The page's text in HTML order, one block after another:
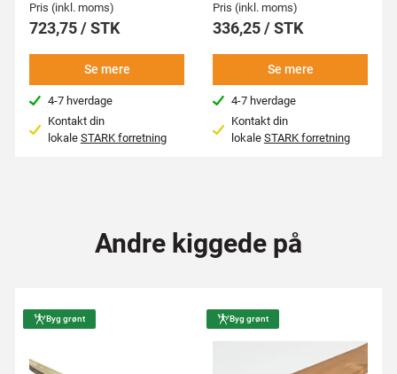
Pris (inkl. moms)
723,75 / STK
Se mere
4-7 hverdage
Kontakt din
lokale STARK forretning
Pris (inkl. moms)
336,25 / STK
Se mere
4-7 hverdage
Kontakt din
lokale STARK forretning
Andre kiggede på
Byg grønt Byg grønt